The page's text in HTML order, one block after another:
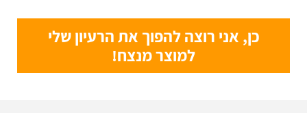
כן, אני רוצה להפוך את הרעיון שלי
למוצר מנצח!